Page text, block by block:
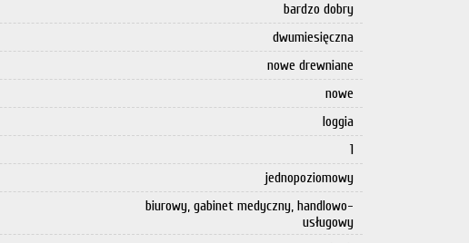
bardzo dobry
dwumiesięczna
nowe drewniane
nowe
loggia
1
jednopoziomowy
biurowy, gabinet medyczny, handlowo-
usługowy